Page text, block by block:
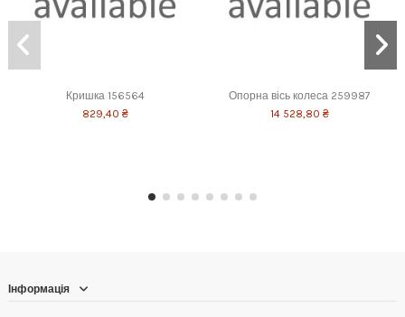
Кришка 156564
829,40 ₴
Опорна вісь колеса 259987
14 528,80 ₴
Інформація